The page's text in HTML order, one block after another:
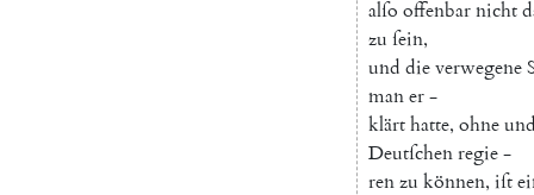
alſo offenbarnicht
zu ſein,
und dieverwegene
maner-
klärthatte, ohne
Deutſchenregie-
renzu können, iſt